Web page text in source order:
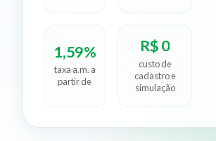
1,59%
taxa a.m. a
partir de
R$ 0
custo de
cadastro e
simulação